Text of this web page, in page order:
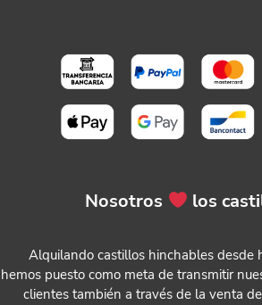
Nosotros los
Alquilando castillos hinchables desde
hemos puesto como meta de transmitir
clientes también a través de la venta